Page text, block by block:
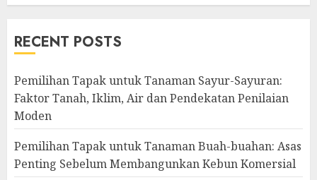
RECENT POSTS
Pemilihan Tapak untuk Tanaman Sayur-Sayuran:
Faktor Tanah, Iklim, Air dan Pendekatan Penilaian
Moden
Pemilihan Tapak untuk Tanaman Buah-buahan: Asas
Penting Sebelum Membangunkan Kebun Komersial